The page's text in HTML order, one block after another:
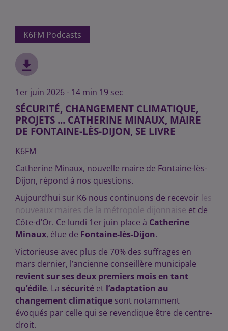
K6FM Podcasts
1er juin 2026 - 14 min 19 sec
SÉCURITÉ, CHANGEMENT CLIMATIQUE,
PROJETS ... CATHERINE MINAUX, MAIRE
DE FONTAINE-LÈS-DIJON, SE LIVRE
K6FM
Catherine Minaux, nouvelle maire de Fontaine-lès-
Dijon, répond à nos questions.
Aujourd’hui sur K6 nous continuons de recevoir les
nouveaux maires de la métropole dijonnaise et de
Côte-d’Or. Ce lundi 1er juin place à Catherine
Minaux, élue de Fontaine-lès-Dijon.
Victorieuse avec plus de 70% des suffrages en
mars dernier, l’ancienne conseillère municipale
revient sur ses deux premiers mois en tant
qu’édile. La sécurité et l’adaptation au
changement climatique sont notamment
évoqués par celle qui se revendique être de centre-
droit.